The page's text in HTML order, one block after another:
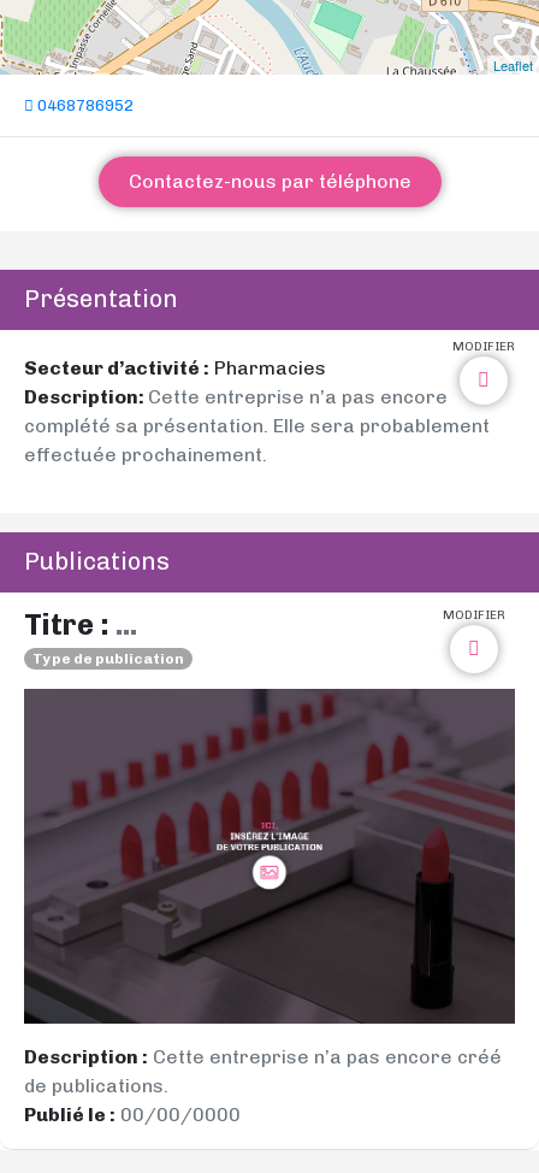
Leaflet
0468786952
Contactez-nous par téléphone
Présentation
MODIFIER
Secteur d’activité : Pharmacies
Description: Cette entreprise n’a pas encore
complété sa présentation. Elle sera probablement
effectuée prochainement.
Publications
MODIFIER
Titre : ...
Type de publication
Description : Cette entreprise n’a pas encore créé
de publications.
Publié le : 00/00/0000